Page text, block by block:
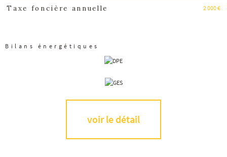
Taxe foncière annuelle 2 000 €
Bilans énergétiques
voir le détail